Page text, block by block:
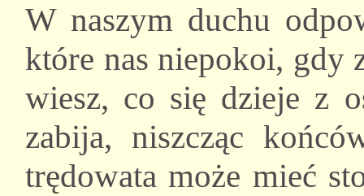
W naszym duchu
które nas niepokoi, gdy
wiesz, co się dzieje z
zabija, niszcząc
trędowata może mieć